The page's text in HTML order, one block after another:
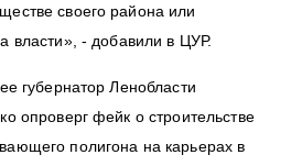
своего района или
власти», - добавили в ЦУР.
губернатор Ленобласти
опроверг фейк о строительстве
полигона на карьерах в